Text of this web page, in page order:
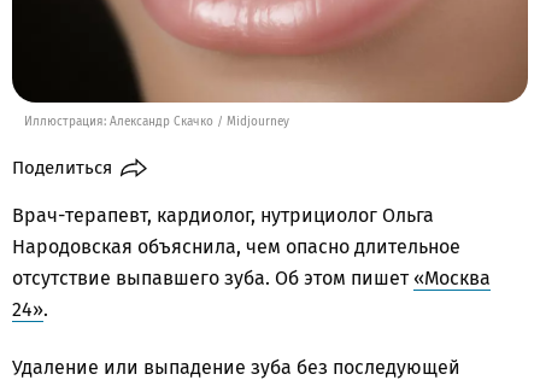
Иллюстрация: Александр Скачко / Midjourney
Поделиться
Врач-терапевт, кардиолог, нутрициолог Ольга
Народовская объяснила, чем опасно длительное
отсутствие выпавшего зуба. Об этом пишет«Москва
24».
Удаление или выпадение зуба без последующей